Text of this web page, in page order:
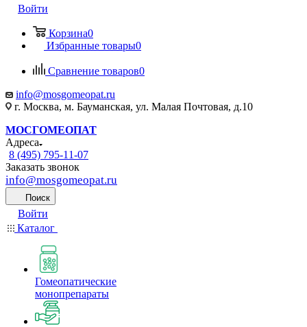
Войти
Корзина0
Избранные товары0
Сравнение товаров0
info@mosgomeopat.ru
г. Москва, м. Бауманская, ул. Малая Почтовая, д.10
МОСГОМЕОПАТ
Адреса
8 (495) 795-11-07
Заказать звонок
info@mosgomeopat.ru
Поиск
Войти
Каталог
Гомеопатические
монопрепараты